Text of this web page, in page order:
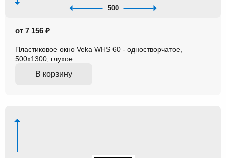
500
от 7 156 ₽
Пластиковое окно Veka WHS 60 - одностворчатое,
500x1300, глухое
В корзину